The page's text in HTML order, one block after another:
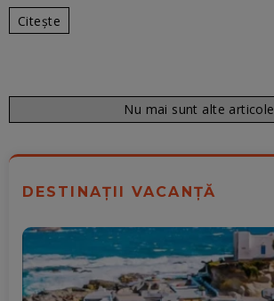
Citește
Nu mai sunt alte articole
DESTINAȚII VACANȚĂ